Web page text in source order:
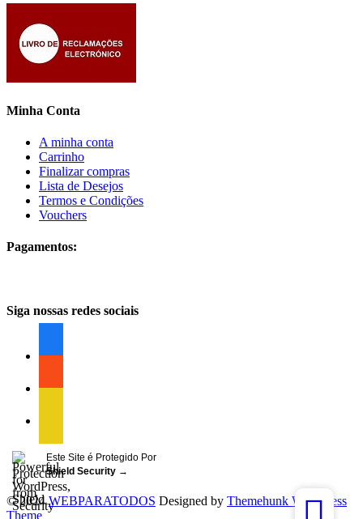
Minha Conta
A minha conta
Carrinho
Finalizar compras
Lista de Desejos
Termos e Condições
Vouchers
Pagamentos:
Siga nossas redes sociais
Este Site é Protegido Por
Shield Security →
© 2024WEBPARATODOS Designed by Themehunk WordPress
Theme